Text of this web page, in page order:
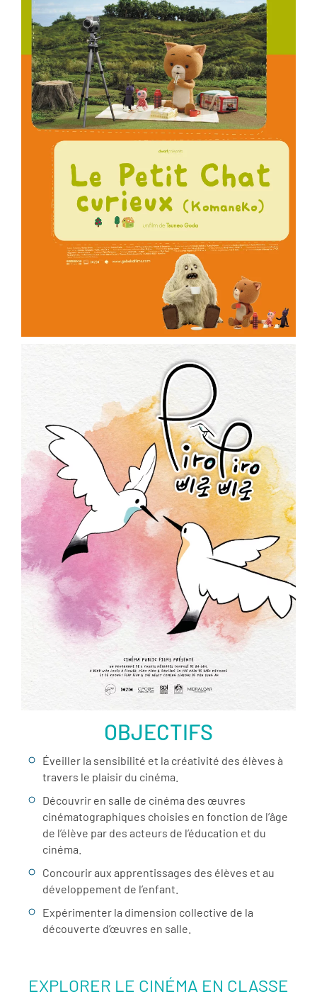
ème
Voir la fiche film
ème
Voir la fiche film
OBJECTIFS
Éveiller la sensibilité et la créativité des élèves à
travers le plaisir du cinéma.
Découvrir en salle de cinéma des œuvres
cinématographiques choisies en fonction de l’âge
de l’élève par des acteurs de l’éducation et du
cinéma.
Concourir aux apprentissages des élèves et au
développement de l’enfant.
Expérimenter la dimension collective de la
découverte d’œuvres en salle.
EXPLORER LE CINÉMA EN CLASSE